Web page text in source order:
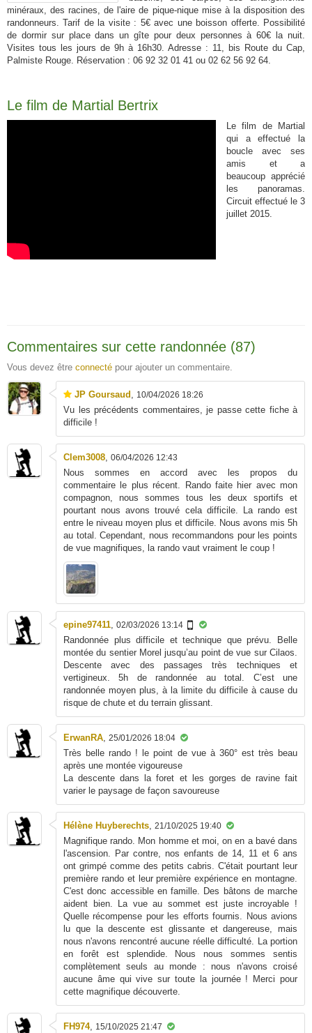
minéraux, des racines, de l'aire de pique-nique mise à la disposition des
randonneurs. Tarif de la visite : 5€ avec une boisson offerte. Possibilité
de dormir sur place dans un gîte pour deux personnes à 60€ la nuit.
Visites tous les jours de 9h à 16h30. Adresse : 11, bis Route du Cap,
Palmiste Rouge. Réservation : 06 92 32 01 41 ou 02 62 56 92 64.
Le film de Martial Bertrix
Le film de Martial
qui a effectué la
boucle avec ses
amis et a
beaucoup apprécié
les panoramas.
Circuit effectué le 3
juillet 2015.
Commentaires sur cette randonnée (87)
Vous devez être connecté pour ajouter un commentaire.
JP Goursaud , 10/04/2026 18:26
Vu les précédents commentaires, je passe cette fiche à
difficile !
Clem3008, 06/04/2026 12:43
Nous sommes en accord avec les propos du
commentaire le plus récent. Rando faite hier avec mon
compagnon, nous sommes tous les deux sportifs et
pourtant nous avons trouvé cela difficile. La rando est
entre le niveau moyen plus et difficile. Nous avons mis 5h
au total. Cependant, nous recommandons pour les points
de vue magnifiques, la rando vaut vraiment le coup !
epine97411, 02/03/2026 13:14
Randonnée plus difficile et technique que prévu. Belle
montée du sentier Morel jusqu’au point de vue sur Cilaos.
Descente avec des passages très techniques et
vertigineux. 5h de randonnée au total. C’est une
randonnée moyen plus, à la limite du difficile à cause du
risque de chute et du terrain glissant.
ErwanRA, 25/01/2026 18:04
Très belle rando ! le point de vue à 360° est très beau
après une montée vigoureuse
La descente dans la foret et les gorges de ravine fait
varier le paysage de façon savoureuse
Hélène Huyberechts, 21/10/2025 19:40
Magnifique rando. Mon homme et moi, on en a bavé dans
l'ascension. Par contre, nos enfants de 14, 11 et 6 ans
ont grimpé comme des petits cabris. C'était pourtant leur
première rando et leur première expérience en montagne.
C'est donc accessible en famille. Des bâtons de marche
aident bien. La vue au sommet est juste incroyable !
Quelle récompense pour les efforts fournis. Nous avions
lu que la descente est glissante et dangereuse, mais
nous n'avons rencontré aucune réelle difficulté. La portion
en forêt est splendide. Nous nous sommes sentis
complètement seuls au monde : nous n'avons croisé
aucune âme qui vive sur toute la journée ! Merci pour
cette magnifique découverte.
FH974, 15/10/2025 21:47